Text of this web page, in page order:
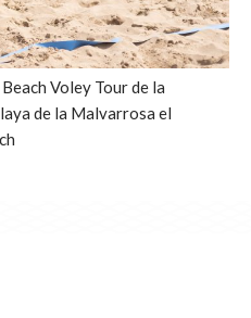
Voley Tour de la
de la Malvarrosa el